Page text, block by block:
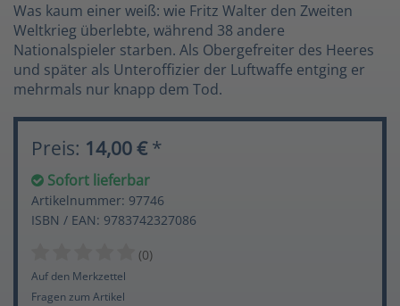
Was kaum einer weiß: wie Fritz Walter den Zweiten
Weltkrieg überlebte, während 38 andere
Nationalspieler starben. Als Obergefreiter des Heeres
und später als Unteroffizier der Luftwaffe entging er
mehrmals nur knapp dem Tod.
Preis: 14,00 € *
Sofort lieferbar
Artikelnummer: 97746
ISBN / EAN: 9783742327086
(0)
Auf den Merkzettel
Fragen zum Artikel